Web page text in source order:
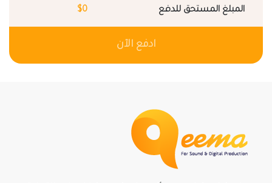
المبلغ المستحق للدفع $0
ادفع الآن